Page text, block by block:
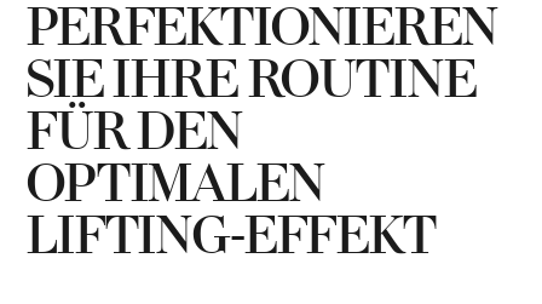
PERFEKTIONIEREN
SIE IHRE ROUTINE
FÜR DEN
OPTIMALEN
LIFTING-EFFEKT